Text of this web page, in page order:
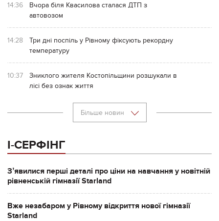
14:36
Вчора біля Квасилова сталася ДТП з
автовозом
14:28
Три дні поспіль у Рівному фіксують рекордну
температуру
10:37
Зниклого жителя Костопільщини розшукали в
лісі без ознак життя
Більше новин
І-СЕРФІНГ
Зʼявилися перші деталі про ціни на навчання у новітній
рівненській гімназії Starland
Вже незабаром у Рівному відкриття нової гімназії
Starland